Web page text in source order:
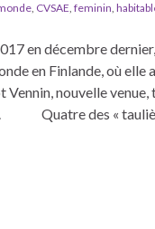
, CVSAE, feminin,
en décembre
en Finlande, où elle
nouvelle
Quatre des «